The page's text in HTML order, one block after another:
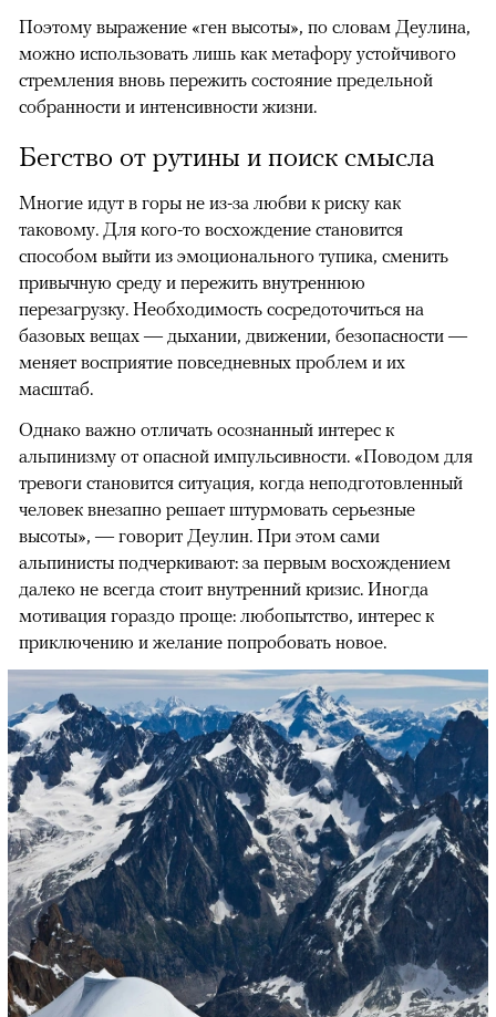
Поэтому выражение «ген высоты», по словам Деулина,
можно использовать лишь как метафору устойчивого
стремления вновь пережить состояние предельной
собранности и интенсивности жизни.
Бегство от рутины и поиск смысла
Многие идут в горы не из-за любви к риску как
таковому. Для кого-то восхождение становится
способом выйти из эмоционального тупика, сменить
привычную среду и пережить внутреннюю
перезагрузку. Необходимость сосредоточиться на
базовых вещах — дыхании, движении, безопасности —
меняет восприятие повседневных проблем и их
масштаб.
Однако важно отличать осознанный интерес к
альпинизму от опасной импульсивности. «Поводом для
тревоги становится ситуация, когда неподготовленный
человек внезапно решает штурмовать серьезные
высоты», — говорит Деулин. При этом сами
альпинисты подчеркивают: за первым восхождением
далеко не всегда стоит внутренний кризис. Иногда
мотивация гораздо проще: любопытство, интерес к
приключению и желание попробовать новое.